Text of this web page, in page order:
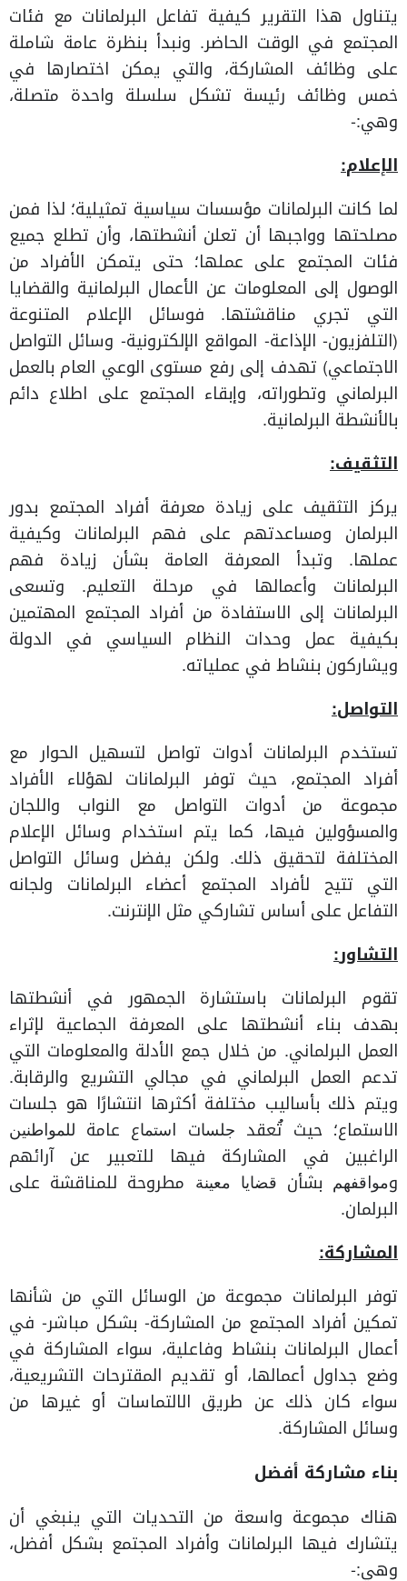
يتناول هذا التقرير كيفية تفاعل البرلمانات مع فئات
المجتمع في الوقت الحاضر. ونبدأ بنظرة عامة شاملة
على وظائف المشاركة، والتي يمكن اختصارها في
خمس وظائف رئيسة تشكل سلسلة واحدة متصلة،
وهي:-
الإعلام:
لما كانت البرلمانات مؤسسات سياسية تمثيلية؛ لذا فمن
مصلحتها وواجبها أن تعلن أنشطتها، وأن تطلع جميع
فئات المجتمع على عملها؛ حتى يتمكن الأفراد من
الوصول إلى المعلومات عن الأعمال البرلمانية والقضايا
التي تجري مناقشتها. فوسائل الإعلام المتنوعة
(التلفزيون- الإذاعة- المواقع الإلكترونية- وسائل التواصل
الاجتماعي) تهدف إلى رفع مستوى الوعي العام بالعمل
البرلماني وتطوراته، وإبقاء المجتمع على اطلاع دائم
بالأنشطة البرلمانية.
التثقيف:
يركز التثقيف على زيادة معرفة أفراد المجتمع بدور
البرلمان ومساعدتهم على فهم البرلمانات وكيفية
عملها. وتبدأ المعرفة العامة بشأن زيادة فهم
البرلمانات وأعمالها في مرحلة التعليم. وتسعى
البرلمانات إلى الاستفادة من أفراد المجتمع المهتمين
بكيفية عمل وحدات النظام السياسي في الدولة
ويشاركون بنشاط في عملياته.
التواصل:
تستخدم البرلمانات أدوات تواصل لتسهيل الحوار مع
أفراد المجتمع، حيث توفر البرلمانات لهؤلاء الأفراد
مجموعة من أدوات التواصل مع النواب واللجان
والمسؤولين فيها، كما يتم استخدام وسائل الإعلام
المختلفة لتحقيق ذلك. ولكن يفضل وسائل التواصل
التي تتيح لأفراد المجتمع أعضاء البرلمانات ولجانه
التفاعل على أساس تشاركي مثل الإنترنت.
التشاور:
تقوم البرلمانات باستشارة الجمهور في أنشطتها
بهدف بناء أنشطتها على المعرفة الجماعية لإثراء
العمل البرلماني. من خلال جمع الأدلة والمعلومات التي
تدعم العمل البرلماني في مجالي التشريع والرقابة.
ويتم ذلك بأساليب مختلفة أكثرها انتشارًا هو جلسات
الاستماع؛ حيث تُعقد ﺟﻠﺴﺎت اﺳﺘﻤﺎع عامة ﻟﻠﻤﻮاﻃﻨﻴﻦ
الراغبين في المشاركة فيها للتعبير عن آرائهم
وﻣﻮاﻗﻔﻬﻢ بشأن ﻗﻀﺎﻳﺎ ﻣﻌﻴﻨﺔ مطروحة للمناقشة على
البرلمان.
المشاركة:
توفر البرلمانات مجموعة من الوسائل التي من شأنها
تمكين أفراد المجتمع من المشاركة- بشكل مباشر- في
أعمال البرلمانات بنشاط وفاعلية، سواء المشاركة في
وضع جداول أعمالها، أو تقديم المقترحات التشريعية،
سواء كان ذلك عن طريق الالتماسات أو غيرها من
وسائل المشاركة.
بناء مشاركة أفضل
هناك مجموعة واسعة من التحديات التي ينبغي أن
يتشارك فيها البرلمانات وأفراد المجتمع بشكل أفضل،
وهي:-